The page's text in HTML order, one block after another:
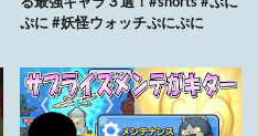
ぷに #妖怪ウォッチぷにぷに